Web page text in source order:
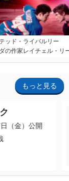
ッド・ライバルリー
の作家レイチェル・リ
もっと見る
（金）公開